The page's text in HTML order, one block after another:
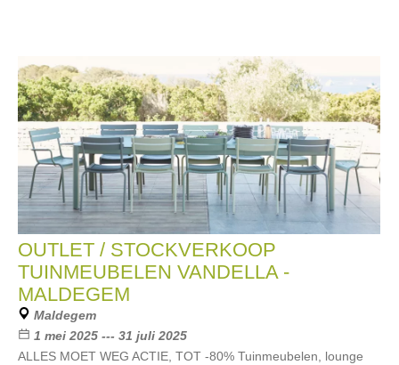
OUTLET / STOCKVERKOOP
TUINMEUBELEN VANDELLA -
MALDEGEM
Maldegem
1 mei 2025 --- 31 juli 2025
ALLES MOET WEG ACTIE, TOT -80% Tuinmeubelen, lounge